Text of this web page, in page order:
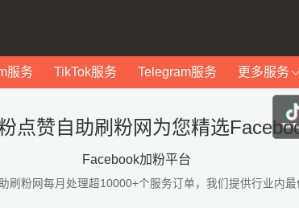
服务 TikTok服务 Telegram服务 更多服务
点赞自助刷粉网为您精选
Facebook加粉平台
刷粉网每月处理超10000+个服务订单，我们提供行业内最